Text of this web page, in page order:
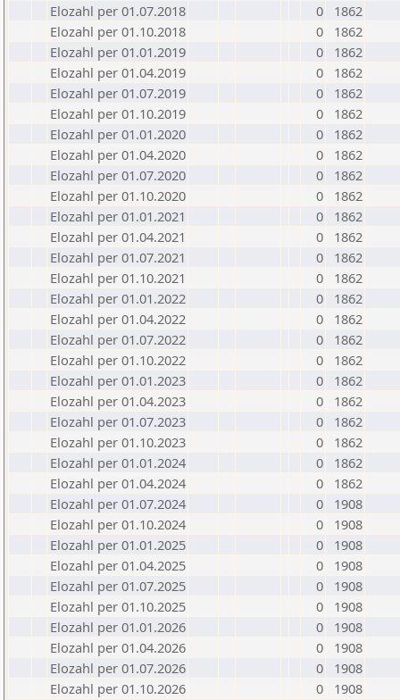
Elozahl per 01.07.2018
0
1862
Elozahl per 01.10.2018
0
1862
Elozahl per 01.01.2019
0
1862
Elozahl per 01.04.2019
0
1862
Elozahl per 01.07.2019
0
1862
Elozahl per 01.10.2019
0
1862
Elozahl per 01.01.2020
0
1862
Elozahl per 01.04.2020
0
1862
Elozahl per 01.07.2020
0
1862
Elozahl per 01.10.2020
0
1862
Elozahl per 01.01.2021
0
1862
Elozahl per 01.04.2021
0
1862
Elozahl per 01.07.2021
0
1862
Elozahl per 01.10.2021
0
1862
Elozahl per 01.01.2022
0
1862
Elozahl per 01.04.2022
0
1862
Elozahl per 01.07.2022
0
1862
Elozahl per 01.10.2022
0
1862
Elozahl per 01.01.2023
0
1862
Elozahl per 01.04.2023
0
1862
Elozahl per 01.07.2023
0
1862
Elozahl per 01.10.2023
0
1862
Elozahl per 01.01.2024
0
1862
Elozahl per 01.04.2024
0
1862
Elozahl per 01.07.2024
0
1908
Elozahl per 01.10.2024
0
1908
Elozahl per 01.01.2025
0
1908
Elozahl per 01.04.2025
0
1908
Elozahl per 01.07.2025
0
1908
Elozahl per 01.10.2025
0
1908
Elozahl per 01.01.2026
0
1908
Elozahl per 01.04.2026
0
1908
Elozahl per 01.07.2026
0
1908
Elozahl per 01.10.2026
0 1908